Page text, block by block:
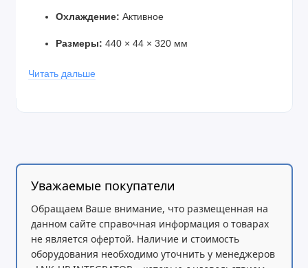
Охлаждение: Активное
Размеры: 440 × 44 × 320 мм
Рабочая температура:
VLAN: до 4094
MAC-адресов: 32K
ACL: до 3000
Резервирование: STP, RSTP, MSTP, ERPS, MRPP
Читать дальше
Уважаемые покупатели
Обращаем Ваше внимание, что размещенная на
данном сайте справочная информация о товарах
не является офертой. Наличие и стоимость
оборудования необходимо уточнить у менеджеров